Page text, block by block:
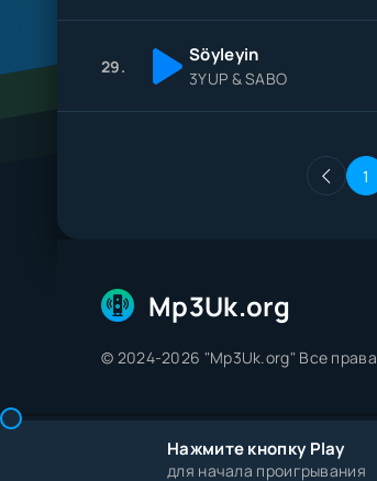
29. Söyleyin
3YUP & SABO
1
Mp3Uk.org
© 2024-2026 "Mp3Uk.org" Все
Нажмите кнопку Play
для начала проигрывания